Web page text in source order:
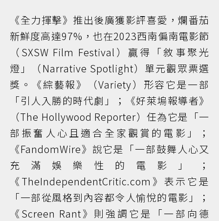
《全力揮擊》推出後廣獲影評喜愛，爛番茄
新鮮度高達97%，也在2023西南偏南電影節
（SXSW Film Festival）贏得「敘事聚光
燈」（Narrative Spotlight）單元觀眾票選
獎。《綜藝報》（Variety）形容它是一部
「引人入勝的時代劇」；《好萊塢報導者》
（The Hollywood Reporter）任為它是「一
部振奮人心且適合全家觀賞的電影」；
《FandomWire》說它是「一部鼓舞人心又
充滿娛樂性的電影」；
《TheIndependentCritic.com》表示它是
「一部從風格到內容都令人愉悅的電影」；
《Screen Rant》則強調它是「一部向德